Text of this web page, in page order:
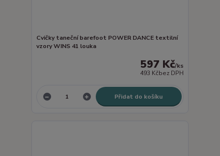
Cvičky taneční barefoot POWER DANCE textilní
vzory WINS 41 louka
597 Kč/ks
493 Kčbez DPH
Přidat do košíku